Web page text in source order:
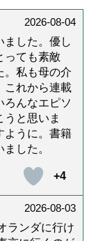
2026-08-04
ました。優し
っても素敵
。私も母の介
これから連載
ろんなエピソ
と思いま
ように。書籍
した。
+4
2026-08-03
ランダに行け